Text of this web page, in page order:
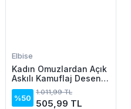
Elbise
Kadın Omuzlardan Açık
Askılı Kamuflaj Desenli
Kısa Süprem Elbise
%50
1.011,99 TL
505,99 TL